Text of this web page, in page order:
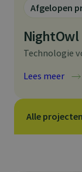
Afgelopen
NightOwl
Technologie
Lees meer:
Alle projecten